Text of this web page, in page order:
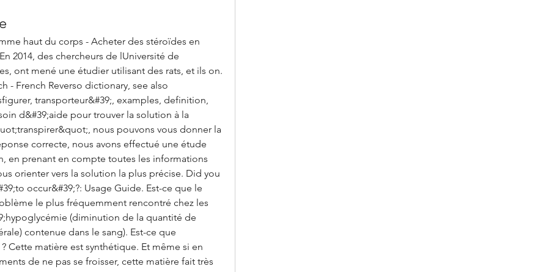
haut du corps - Acheter des stéroïdes en
2014, des chercheurs de lUniversité de
ont mené une étudier utilisant des rats, et ils on.
- French Reverso dictionary, see also
transporteur&#39;, examples, definition,
d&#39;aide pour trouver la solution à la
nous pouvons vous donner la
correcte, nous avons effectué une étude
en prenant en compte toutes les informations
orienter vers la solution la plus précise. Did you
occur&#39;?: Usage Guide. Est-ce que le
le plus fréquemment rencontré chez les
(diminution de la quantité de
contenue dans le sang). Est-ce que
Cette matière est synthétique. Et même si en
de ne pas se froisser, cette matière fait très